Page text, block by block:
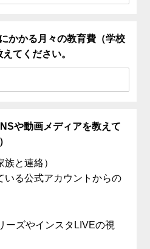
かかる月々の教育費（学校
てください。
や動画メディアを教えて
と連絡）
いる公式アカウントからの
ーズやインスタLIVEの視